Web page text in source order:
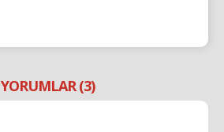
YORUMLAR (3)